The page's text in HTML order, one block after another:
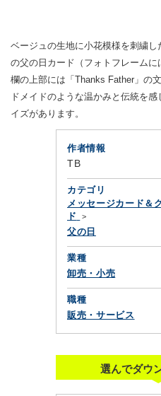
ベージュの生地に小花模様を刺繍
の父の日カード（フォトフレーム
欄の上部には「Thanks Father」の
ドメイドのような温かみと伝統を
イズがあります。
作者情報
TB
カテゴリ
メッセージカード＆
ド
父の日
業種
卸売・小売
職種
販売・サービス
選んでダウ